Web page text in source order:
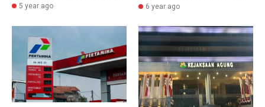
5 year ago 6 year ago